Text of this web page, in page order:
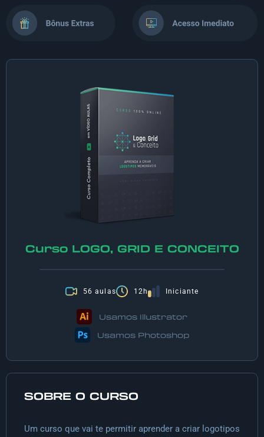
Curso LOGO, GRID E CONCEITO
56 aulas 12h Iniciante
Usamos Illustrator
Usamos Photoshop
SOBRE O CURSO
Um curso que vai te permitir aprender a criar logotipos